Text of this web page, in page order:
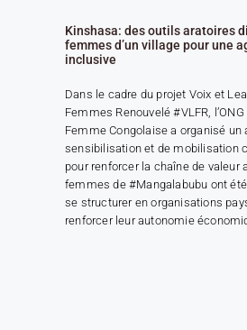
Kinshasa: des outils aratoires
femmes d’un village pour une
inclusive
Dans le cadre du projet Voix et
Femmes Renouvelé #VLFR, l’ONG
Femme Congolaise a organisé un
sensibilisation et de mobilisation
pour renforcer la chaîne de valeur
femmes de #Mangalabubu ont
se structurer en organisations
renforcer leur autonomie